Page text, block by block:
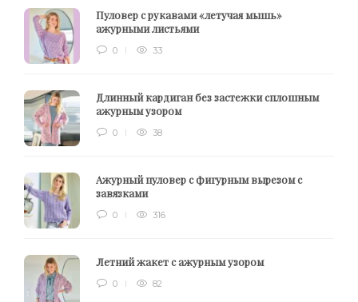
Пуловер с рукавами «летучая мышь»
ажурными листьями
0 33
Длинный кардиган без застежки сплошным
ажурным узором
0 38
Ажурный пуловер с фигурным вырезом с
завязками
0 316
Летний жакет с ажурным узором
0 82